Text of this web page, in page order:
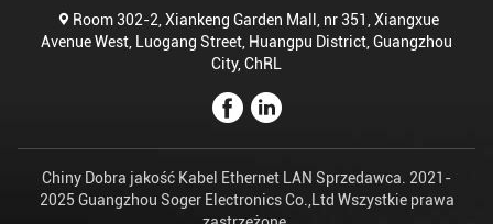
Room 302-2, Xiankeng Garden Mall, nr 351, Xiangxue
Avenue West, Luogang Street, Huangpu District, Guangzhou
City, ChRL
Chiny Dobra jakość Kabel Ethernet LAN Sprzedawca. 2021-
2025 Guangzhou Soger Electronics Co.,Ltd Wszystkie prawa